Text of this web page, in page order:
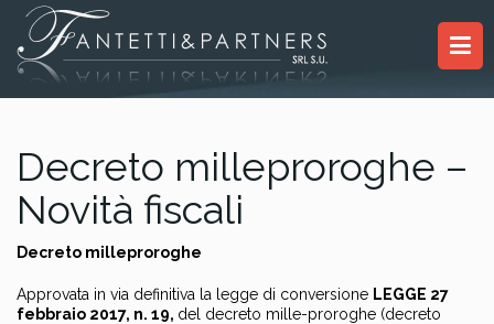
Decreto milleproroghe –
Novità fiscali
Decreto milleproroghe
Approvata in via definitiva la legge di conversione LEGGE 27
febbraio 2017, n. 19, del decreto mille-proroghe (decreto